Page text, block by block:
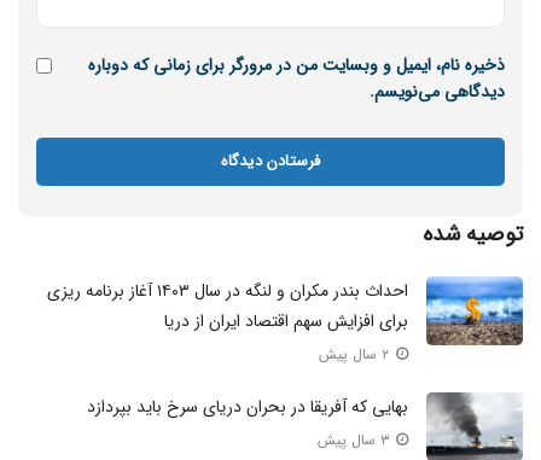
ذخیره نام، ایمیل و وبسایت من در مرورگر برای زمانی که دوباره
دیدگاهی می‌نویسم.
توصیه شده
احداث بندر مکران و لنگه در سال ۱۴۰۳ آغاز برنامه ریزی
برای افزایش سهم اقتصاد ایران از دریا
بهایی که آفریقا در بحران دریای سرخ باید بپردازد